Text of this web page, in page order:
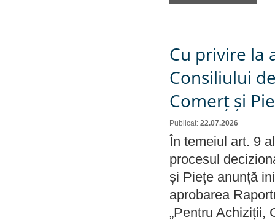
Cu privire la
Consiliului
Comerț și
Publicat: 22.07.2026
În temeiul art. 9
procesul
și Piețe anunță
aprobarea
„Pentru Achiziții,